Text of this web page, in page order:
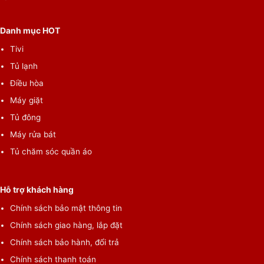
dụng, cửa được làm từ kính trong suốt giúp bạn có thể quan
sát được quần áo bên trong.
Nếu gia đình bạn có 3 – 5 thành viên
Danh mục HOT
Tivi
Tủ lạnh
Điều hòa
Máy giặt
Tủ đông
Máy rửa bát
Tủ chăm sóc quần áo
Hỗ trợ khách hàng
Chính sách bảo mật thông tin
Chính sách giao hàng, lắp đặt
Chính sách bảo hành, đổi trả
Chính sách thanh toán